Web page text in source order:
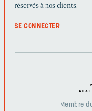
réservés à nos clients.
SE CONNECTER
Membre